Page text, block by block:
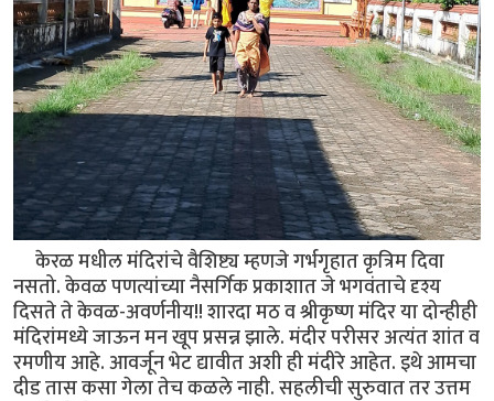
केरळ मधील मंदिरांचे वैशिष्ट्य म्हणजे गर्भगृहात कृत्रिम दिवा
नसतो. केवळ पणत्यांच्या नैसर्गिक प्रकाशात जे भगवंताचे दृश्य
दिसते ते केवळ-अवर्णनीय!! शारदा मठ व श्रीकृष्ण मंदिर या दोन्हीही
मंदिरांमध्ये जाऊन मन खूप प्रसन्न झाले. मंदीर परीसर अत्यंत शांत व
रमणीय आहे. आवर्जून भेट द्यावीत अशी ही मंदीरे आहेत. इथे आमचा
दीड तास कसा गेला तेच कळले नाही. सहलीची सुरुवात तर उत्तम